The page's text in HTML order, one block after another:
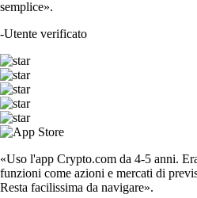
semplice».
-Utente verificato
«Uso l'app Crypto.com da 4-5 anni.
funzioni come azioni e mercati di
Resta facilissima da navigare».